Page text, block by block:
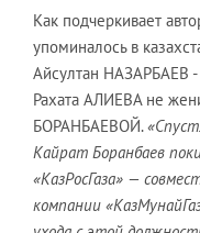
Как подчеркивает
упоминалось в
Айсултан НАЗАРБАЕВ
Рахата АЛИЕВА не
БОРАНБАЕВОЙ.
Кайрат Боранбаев
«КазРосГаза» —
компании